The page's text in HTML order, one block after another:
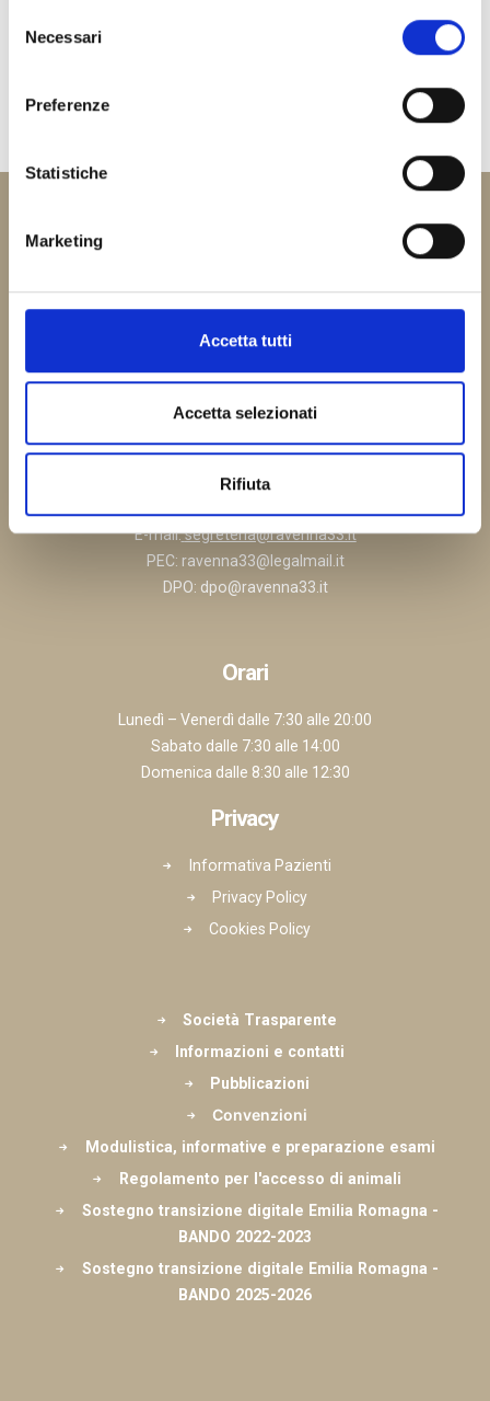
delNecessari
Preferenze
Statistiche
Marketing
Accetta tutti
Accetta selezionati
Rifiuta
Ravenna 33 S.r.l.unipersonale
soggetta all’attività di direzione e coordinamento di
Via Secondo Bini, 1 – 48124 Ravenna (RA)
0544.505900– fax. 0544.505999
Autorizzazione Sanitaria P.G. 117736 del 30.05.2025
E-mail:segreteria@ravenna33.it
PEC: ravenna33@legalmail.it
DPO: dpo@ravenna33.it
Orari
Lunedì – Venerdì dalle 7:30 alle 20:00
Sabato dalle 7:30 alle 14:00
Domenica dalle 8:30 alle 12:30
Privacy
Informativa Pazienti
Privacy Policy
Cookies Policy
Società Trasparente
Informazioni e contatti
Pubblicazioni
Convenzioni
Modulistica, informative e preparazione esami
Regolamento per l'accesso di animali
Sostegno transizione digitale Emilia Romagna -
BANDO 2022-2023
Sostegno transizione digitale Emilia Romagna -
BANDO 2025-2026